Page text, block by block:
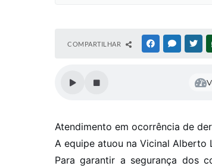
COMPARTILHAR FACEBOOK
Atendimento em ocorrência de
A equipe atuou na Vicinal Alberto
Para garantir a segurança dos